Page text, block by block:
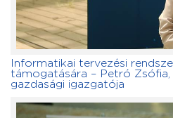
Informatikai tervezési
támogatására – Petró
gazdasági igazgatója